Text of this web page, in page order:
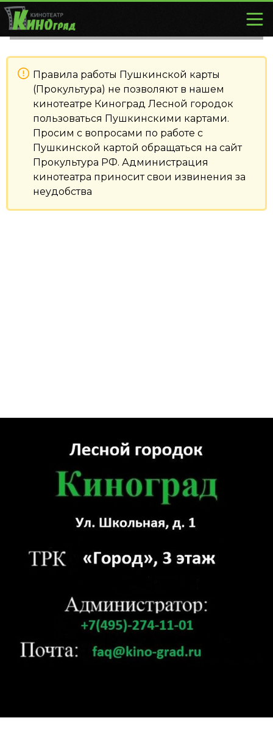
Правила работы Пушкинской карты
(Прокультура) не позволяют в нашем
кинотеатре Киноград Лесной городок
пользоваться Пушкинскими картами.
Просим с вопросами по работе с
Пушкинской картой обращаться на сайт
Прокультура РФ. Администрация
кинотеатра приносит свои извинения за
неудобства